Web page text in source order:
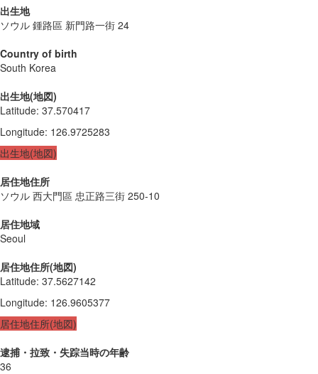
出生地
ソウル 鍾路區 新門路一街 24
Country of birth
South Korea
出生地(地図)
Latitude: 37.570417
Longitude: 126.9725283
出生地(地図)
居住地住所
ソウル 西大門區 忠正路三街 250-10
居住地域
Seoul
居住地住所(地図)
Latitude: 37.5627142
Longitude: 126.9605377
居住地住所(地図)
逮捕・拉致・失踪当時の年齢
36